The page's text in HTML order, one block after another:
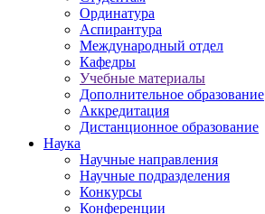
Ординатура
Аспирантура
Международный отдел
Кафедры
Учебные материалы
Дополнительное образование
Аккредитация
Дистанционное образование
Наука
Научные направления
Научные подразделения
Конкурсы
Конференции